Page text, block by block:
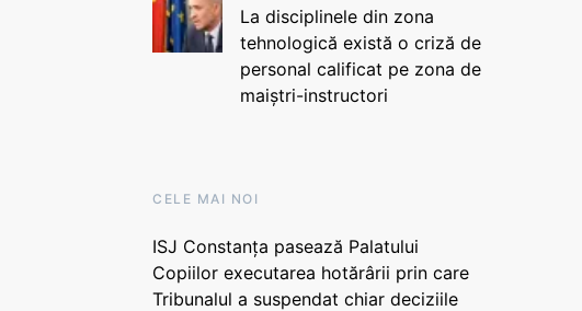
La disciplinele din zona
tehnologică există o criză de
personal calificat pe zona de
maiștri-instructori
CELE MAI NOI
ISJ Constanța pasează Palatului
Copiilor executarea hotărârii prin care
Tribunalul a suspendat chiar deciziile